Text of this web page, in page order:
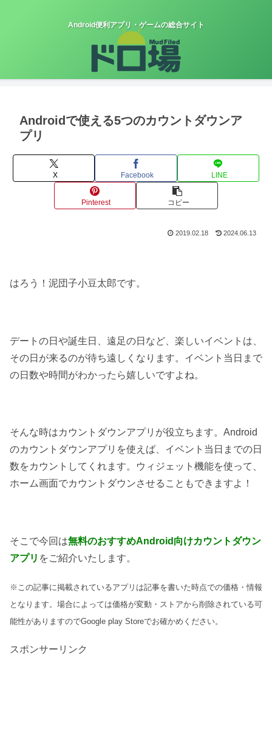
Android便利アプリ・ゲームの総合サイト
Androidで使える5つのカウントダウンア
プリ
X Facebook LINE
Pinterest コピー
2019.02.18 2024.06.13
はろう！泥団子小豆太郎です。
デートの日や誕生日、遠足の日など、楽しいイベントは、
その日が来るのが待ち遠しくなります。イベント当日まで
の日数や時間がわかったら嬉しいですよね。
そんな時はカウントダウンアプリが役立ちます。Android
のカウントダウンアプリを使えば、イベント当日までの日
数をカウントしてくれます。ウィジェット機能を使って、
ホーム画面でカウントダウンさせることもできますよ！
そこで今回は無料のおすすめAndroid 向けカウントダウン
アプリ をご紹介いたします。
※この記事に掲載されているアプリは記事を書いた時点での価格・情報
となります。場合によっては価格が変動・ストアから削除されている可
能性がありますのでGoogle play Storeでお確かめください。
スポンサーリンク